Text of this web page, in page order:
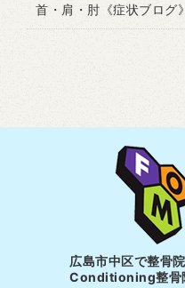
首・肩・肘《症状ブログ》
広島市中区で整骨
Conditioning整骨